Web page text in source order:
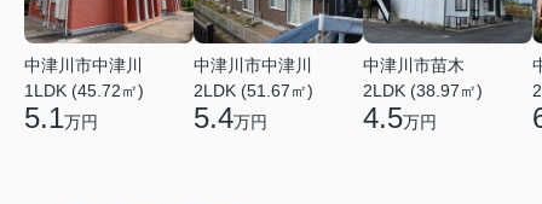
中津川市中津川
1LDK (45.72㎡)
5.1万円
中津川市中津川
2LDK (51.67㎡)
5.4万円
中津川市苗木
2LDK (38.97㎡)
4.5万円